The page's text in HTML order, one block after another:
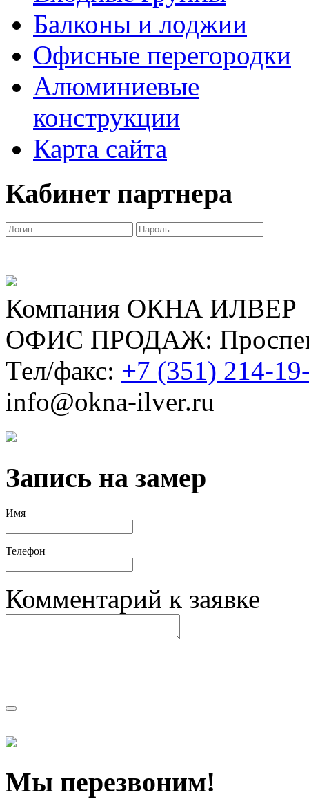
Балконы и лоджии
Офисные перегородки
Алюминиевые
конструкции
Карта сайта
Кабинет партнера
Компания ОКНА ИЛВЕР
ОФИС ПРОДАЖ:
Тел/факс: +7 (351) 214-
info@okna-ilver.ru
Запись на замер
Имя
Телефон
Комментарий к заявке
Мы перезвоним!